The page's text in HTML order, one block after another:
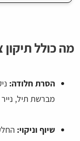
מה כולל
הסרת חלודה:
מברשת תיל,
שיוף וניקוי: